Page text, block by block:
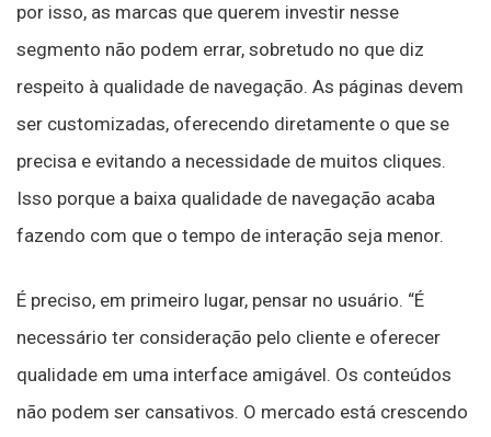
por isso, as marcas que querem investir nesse
segmento não podem errar, sobretudo no que diz
respeito à qualidade de navegação. As páginas devem
ser customizadas, oferecendo diretamente o que se
precisa e evitando a necessidade de muitos cliques.
Isso porque a baixa qualidade de navegação acaba
fazendo com que o tempo de interação seja menor.
É preciso, em primeiro lugar, pensar no usuário. “É
necessário ter consideração pelo cliente e oferecer
qualidade em uma interface amigável. Os conteúdos
não podem ser cansativos. O mercado está crescendo